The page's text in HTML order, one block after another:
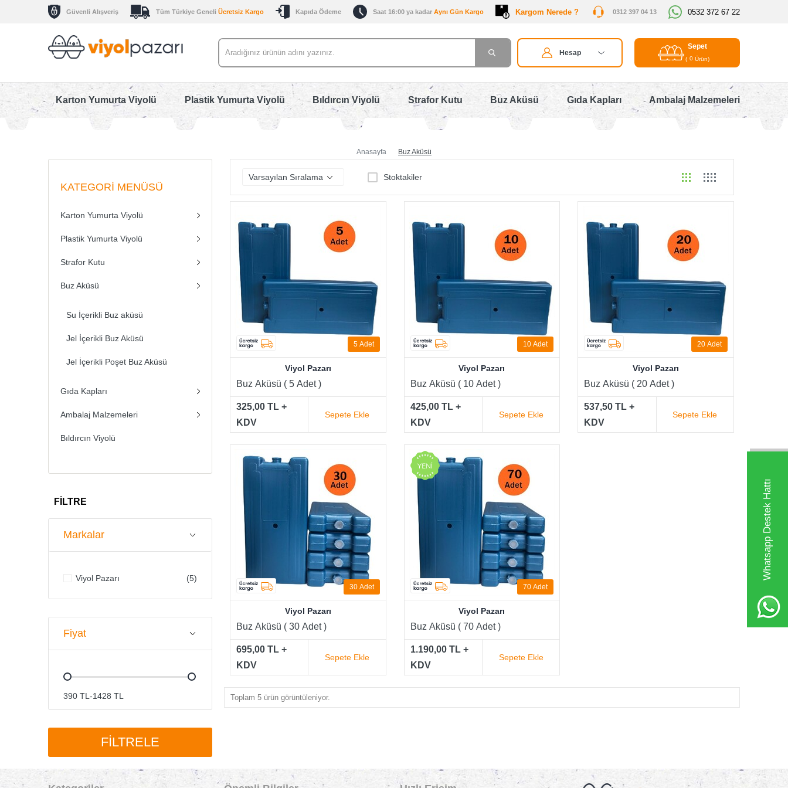
Whatsapp Destek Hattı
Güvenli Alışveriş Tüm Türkiye Geneli Ücretsiz Kargo Kapıda Ödeme Saat 16:00 ya kadar Aynı Gün Kargo Kargom Nerede ? 0312 397 04 13 0532 372 67 22
Hesap
Sepet
( 0 Ürün)
Karton Yumurta Viyolü Plastik Yumurta Viyolü Bıldırcın Viyolü Strafor Kutu Buz Aküsü Gıda Kapları Ambalaj Malzemeleri
Anasayfa Buz Aküsü
KATEGORI MENÜSÜ
Karton Yumurta Viyolü
Plastik Yumurta Viyolü
Strafor Kutu
Buz Aküsü
Su İçerikli Buz aküsü
Jel İçerikli Buz Aküsü
Jel İçerikli Poşet Buz Aküsü
Gıda Kapları
Ambalaj Malzemeleri
Bıldırcın Viyolü
FİLTRE
Markalar
Viyol Pazarı (5)
Fiyat
390 TL -1428 TL
FILTRELE
Stoktakiler
5 Adet
Viyol Pazarı
Buz Aküsü ( 5 Adet )
325,00 TL +
KDV
Sepete Ekle
10 Adet
Viyol Pazarı
Buz Aküsü ( 10 Adet )
425,00 TL +
KDV
Sepete Ekle
20 Adet
Viyol Pazarı
Buz Aküsü ( 20 Adet )
537,50 TL +
KDV
Sepete Ekle
30 Adet
Viyol Pazarı
Buz Aküsü ( 30 Adet )
695,00 TL +
KDV
Sepete Ekle
70 Adet
Viyol Pazarı
Buz Aküsü ( 70 Adet )
1.190,00 TL +
KDV
Sepete Ekle
Toplam 5 ürün görüntüleniyor.